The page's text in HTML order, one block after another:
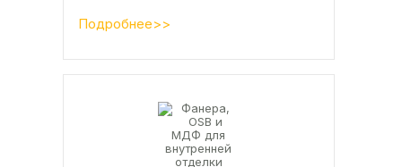
из ламинированной паркетной
Подробнее>>